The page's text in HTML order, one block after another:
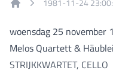
1981-11-24
woensdag 25 november
Melos Quartett &
STRIJKKWARTET, CELLO